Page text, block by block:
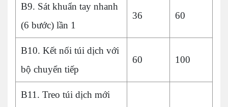
B9. Sát khuẩn tay nhanh
(6 bước) lần 1
36 60
B10. Kết nối túi dịch với
bộ chuyển tiếp
60 100
B11. Treo túi dịch mới